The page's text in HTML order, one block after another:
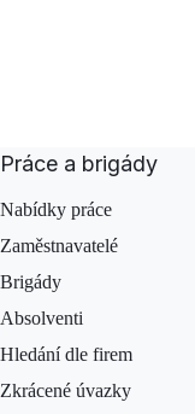
Práce a brigády
Nabídky práce
Zaměstnavatelé
Brigády
Absolventi
Hledání dle firem
Zkrácené úvazky